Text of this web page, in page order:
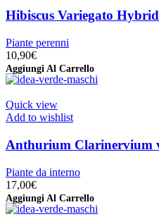
Hibiscus Variegato
Piante perenni
10,90€
Aggiungi Al Carrello
Quick view
Add to wishlist
Anthurium Clarinervium
Piante da interno
17,00€
Aggiungi Al Carrello